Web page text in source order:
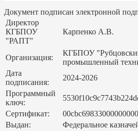
Документ подписан электронной
Директор
КГБПОУ
"РАПТ"
Карпенко А.В.
Организация:
КГБПОУ
промышленный
Дата
подписания:
2024-2026
Программный
ключ:
Сертификат:
Выдан:
Федеральное